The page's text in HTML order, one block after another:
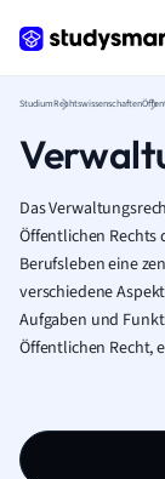
StudiumRechtswissenschaften
Das
Öffentlichen Rechts
Berufsleben eine
verschiedene
Aufgaben und
Öffentlichen Recht,